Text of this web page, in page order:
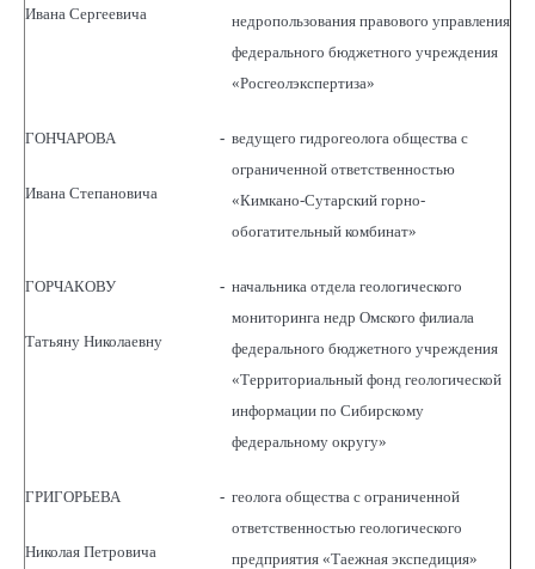
Ивана Сергеевича
недропользования правового управления
федерального бюджетного учреждения
«Росгеолэкспертиза»
ГОНЧАРОВА
Ивана Степановича
- ведущего гидрогеолога общества с
ограниченной ответственностью
«Кимкано-Сутарский горно-
обогатительный комбинат»
ГОРЧАКОВУ
Татьяну Николаевну
- начальника отдела геологического
мониторинга недр Омского филиала
федерального бюджетного учреждения
«Территориальный фонд геологической
информации по Сибирскому
федеральному округу»
ГРИГОРЬЕВА
Николая Петровича
- геолога общества с ограниченной
ответственностью геологического
предприятия «Таежная экспедиция»